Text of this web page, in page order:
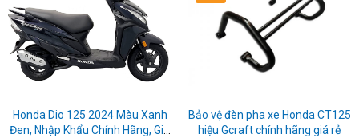
Honda Dio 125 2024 Màu Xanh
Đen, Nhập Khẩu Chính Hãng, Giá
Bảo vệ đèn pha xe Honda CT125
hiệu Gcraft chính hãng giá rẻ